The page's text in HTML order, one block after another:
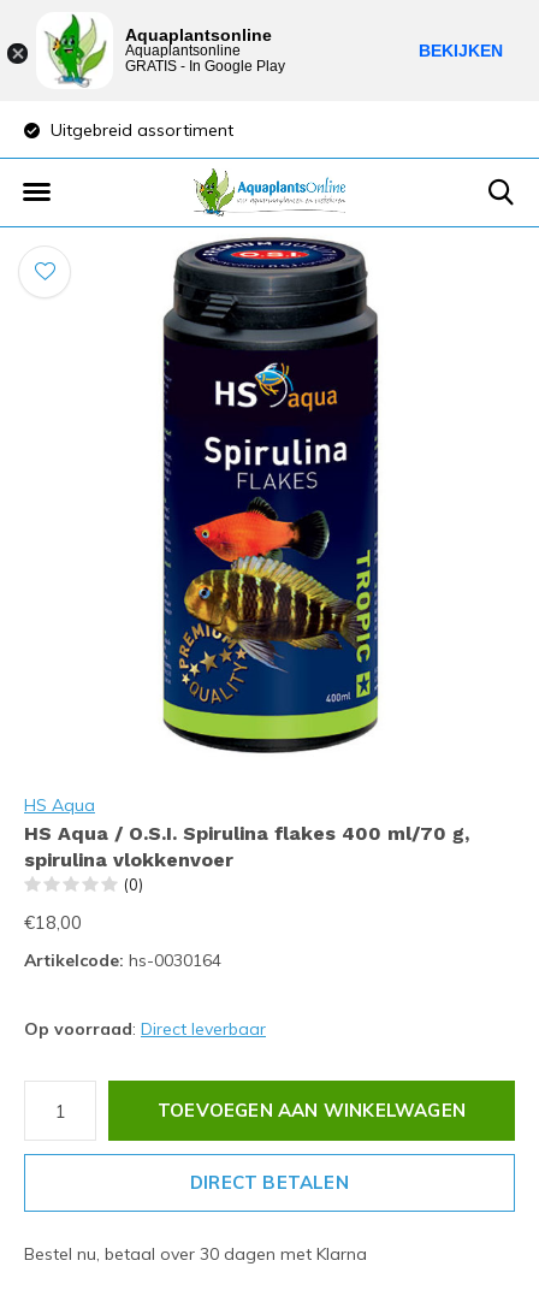
Uitgebreid assortiment
HS Aqua
HS Aqua / O.S.I. Spirulina flakes 400 ml/70 g,
spirulina vlokkenvoer
(0)
€18,00
Artikelcode: hs-0030164
Op voorraad: Direct leverbaar
TOEVOEGEN AAN WINKELWAGEN
DIRECT BETALEN
Bestel nu, betaal over 30 dagen met Klarna
Aquaplantsonline
Aquaplantsonline
GRATIS - In Google Play
BEKIJKEN